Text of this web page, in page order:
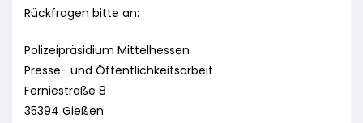
Rückfragen bitte an:
Polizeipräsidium Mittelhessen
Presse- und Öffentlichkeitsarbeit
Ferniestraße 8
35394 Gießen